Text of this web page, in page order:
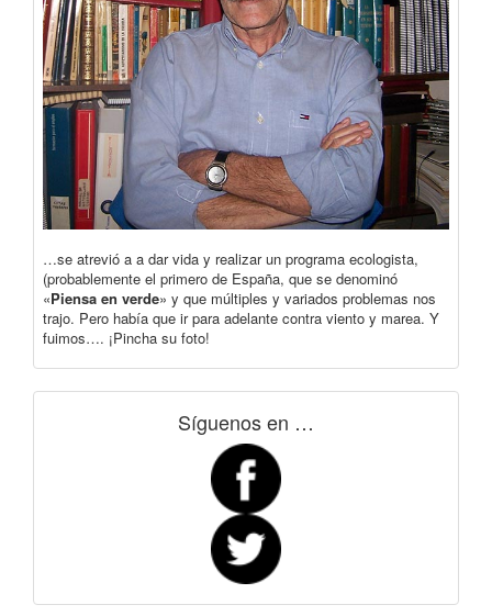
…se atrevió a a dar vida y realizar un programa ecologista,
(probablemente el primero de España, que se denominó
«Piensa en verde» y que múltiples y variados problemas nos
trajo. Pero había que ir para adelante contra viento y marea. Y
fuimos…. ¡Pincha su foto!
Síguenos en …